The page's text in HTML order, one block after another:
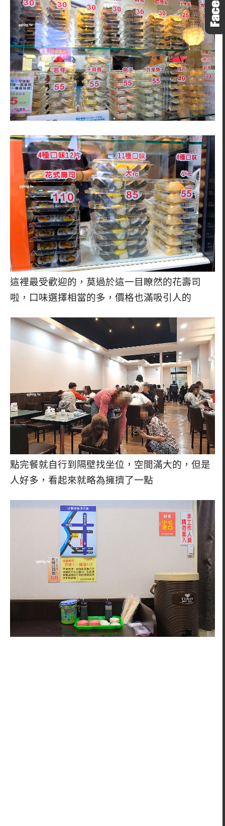
這裡最受歡迎的，莫過於這一目瞭然的花壽司
啦，口味選擇相當的多，價格也滿吸引人的
點完餐就自行到隔壁找坐位，空間滿大的，但是
人好多，看起來就略為擁擠了一點